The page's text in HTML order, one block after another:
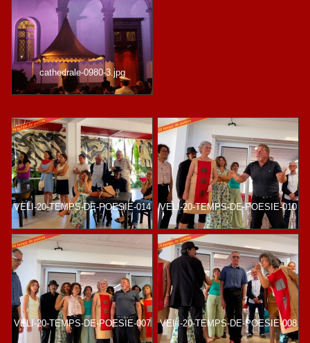
cathedrale-0980-3.jpg
VELI-20-TEMPS-DE-POESIE-014 VELI-20-TEMPS-DE-POESIE-010
VELI-20-TEMPS-DE-POESIE-007 VELI-20-TEMPS-DE-POESIE-008